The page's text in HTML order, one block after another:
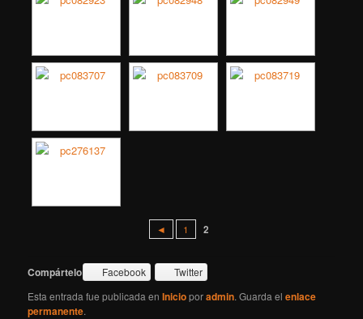
◄ 1 2
Compártelo: Facebook
Twitter
Esta entrada fue publicada enInicioporadmin. Guarda elenlace
permanente.